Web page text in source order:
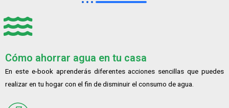
Cómo ahorrar agua en tu casa
En este e-book aprenderás diferentes acciones sencillas que puedes
realizar en tu hogar con el fin de disminuir el consumo de agua.